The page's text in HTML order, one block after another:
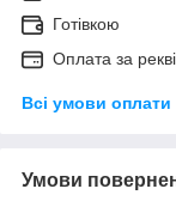
Готівкою
Оплата за
Всі умови оплати
Умови